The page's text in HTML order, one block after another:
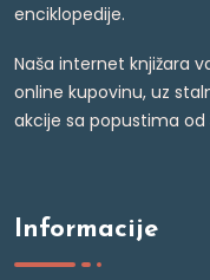
enciklopedije.
Naša internet knjižara
online kupovinu, uz
akcije sa popustima od
Informacije